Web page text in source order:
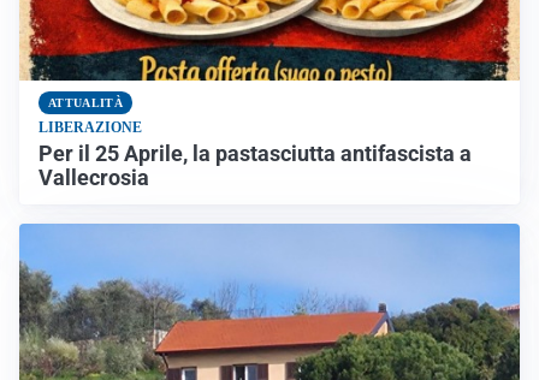
ATTUALITÀ
LIBERAZIONE
Per il 25 Aprile, la pastasciutta antifascista a
Vallecrosia